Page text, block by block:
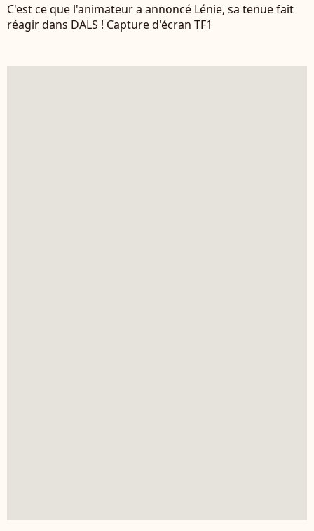
C'est ce que l'animateur a annoncé Lénie, sa tenue fait
réagir dans DALS ! Capture d'écran TF1